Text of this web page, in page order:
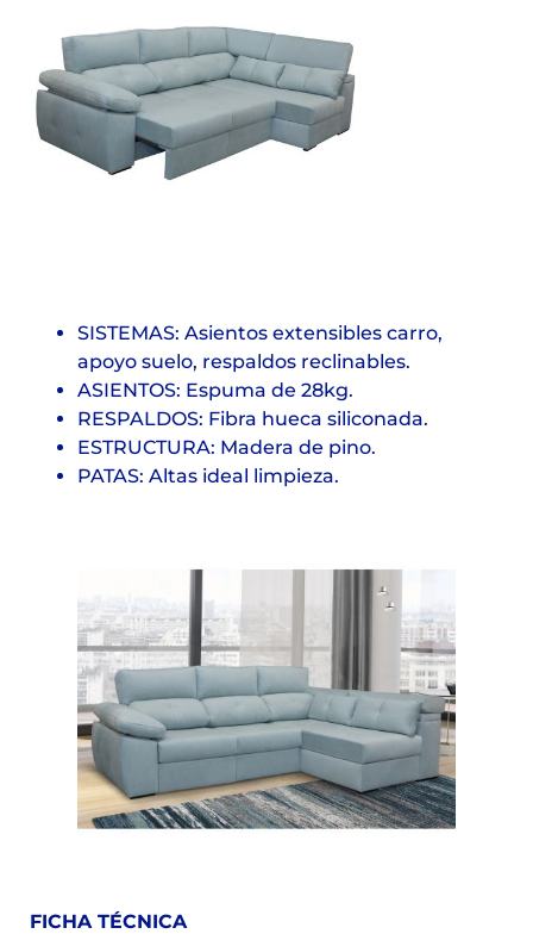
SISTEMAS: Asientos extensibles carro,
apoyo suelo, respaldos reclinables.
ASIENTOS: Espuma de 28kg.
RESPALDOS: Fibra hueca siliconada.
ESTRUCTURA: Madera de pino.
PATAS: Altas ideal limpieza.
FICHA TÉCNICA